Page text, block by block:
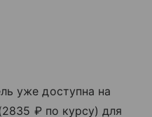
уже доступна на
₽ по курсу) для